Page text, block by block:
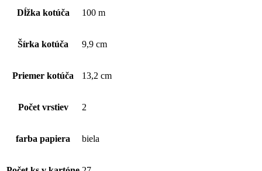
vrstvový,
Dĺžka kotúča 100 m
Šírka kotúča 9,9 cm
Priemer kotúča 13,2 cm
Počet vrstiev 2
farba papiera biela